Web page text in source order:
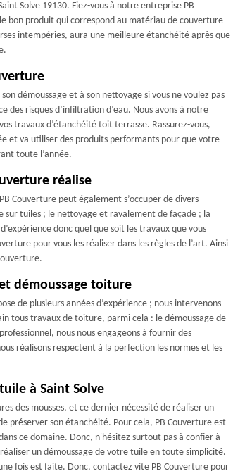
Solve 19130. Fiez-vous à notre entreprise PB
bon produit qui correspond au matériau de couverture
intempéries, aura une meilleure étanchéité après que
démoussage et à son nettoyage si vous ne voulez pas
des risques d’infiltration d’eau. Nous avons à notre
travaux d’étanchéité toit terrasse. Rassurez-vous,
et va utiliser des produits performants pour que votre
toute l’année.
réalise
Couverture peut également s’occuper de divers
tuiles ; le nettoyage et ravalement de façade ; la
donc quel que soit les travaux que vous
pour vous les réaliser dans les règles de l’art. Ainsi
démoussage toiture
de plusieurs années d’expérience ; nous intervenons
tous travaux de toiture, parmi cela : le démoussage de
nous nous engageons à fournir des
réalisons respectent à la perfection les normes et les
à Saint Solve
des mousses, et ce dernier nécessité de réaliser un
préserver son étanchéité. Pour cela, PB Couverture est
ce domaine. Donc, n'hésitez surtout pas à confier à
un démoussage de votre tuile en toute simplicité.
fois est faite. Donc, contactez vite PB Couverture pour